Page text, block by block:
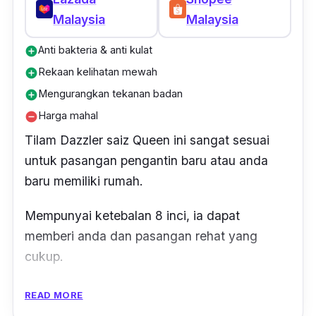
Malaysia
Malaysia
add_circleAnti bakteria & anti kulat
add_circleRekaan kelihatan mewah
add_circleMengurangkan tekanan badan
remove_circleHarga mahal
Tilam Dazzler saiz Queen ini sangat sesuai
untuk pasangan pengantin baru atau anda
baru memiliki rumah.
Mempunyai ketebalan 8 inci, ia dapat
memberi anda dan pasangan rehat yang
cukup.
Tilam ini mempunyai sistem pengudaraan
READ MORE